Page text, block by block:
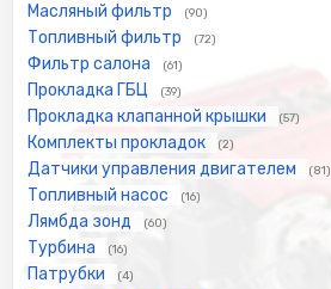
Масляный фильтр (90)
Топливный фильтр (72)
Фильтр салона (61)
Прокладка ГБЦ (39)
Прокладка клапанной крышки (57)
Комплекты прокладок (2)
Датчики управления двигателем (81)
Топливный насос (16)
Лямбда зонд (60)
Турбина (16)
Патрубки (4)